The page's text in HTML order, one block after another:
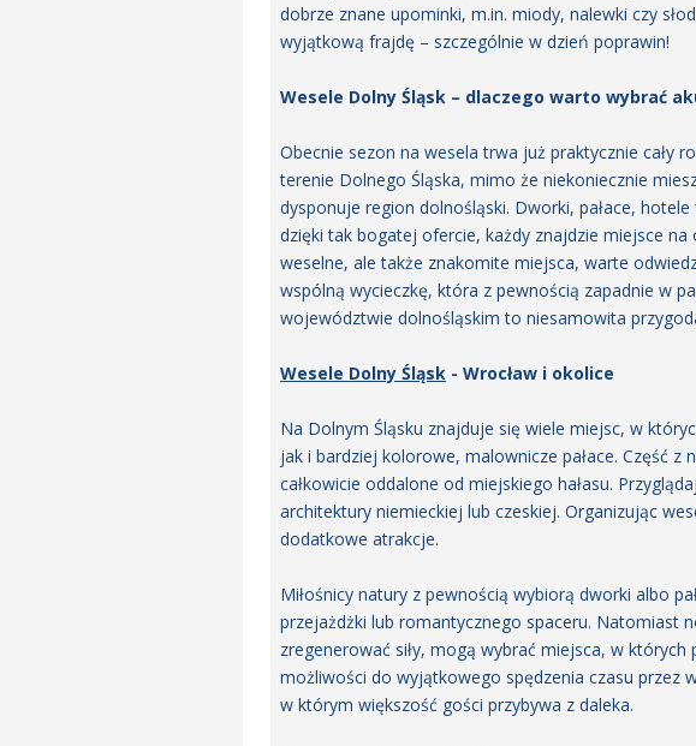
dobrze znane upominki, m.in. miody, nalewki czy
wyjątkową frajdę – szczególnie w dzień poprawin!
Wesele Dolny Śląsk – dlaczego warto wybrać
Obecnie sezon na wesela trwa już praktycznie cały
terenie Dolnego Śląska, mimo że niekoniecznie
dysponuje region dolnośląski. Dworki, pałace,
dzięki tak bogatej ofercie, każdy znajdzie miejsce
weselne, ale także znakomite miejsca, warte
wspólną wycieczkę, która z pewnością zapadnie w
województwie dolnośląskim to niesamowita
Wesele Dolny Śląsk - Wrocław i okolice
Na Dolnym Śląsku znajduje się wiele miejsc, w
jak i bardziej kolorowe, malownicze pałace. Część z
całkowicie oddalone od miejskiego hałasu.
architektury niemieckiej lub czeskiej. Organizując
dodatkowe atrakcje.
Miłośnicy natury z pewnością wybiorą dworki albo
przejażdżki lub romantycznego spaceru. Natomiast
zregenerować siły, mogą wybrać miejsca, w
możliwości do wyjątkowego spędzenia czasu przez
w którym większość gości przybywa z daleka.